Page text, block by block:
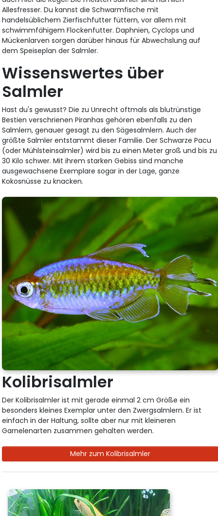
Allesfresser. Du kannst die Schwarmfische mit
handelsüblichem Zierfischfutter füttern, vor allem mit
schwimmfähigem Flockenfutter. Daphnien, Cyclops und
Mückenlarven sorgen darüber hinaus für Abwechslung auf
dem Speiseplan der Salmler.
Wissenswertes über
Salmler
Hast du's gewusst? Die zu Unrecht oftmals als blutrünstige
Bestien verschrienen Piranhas gehören ebenfalls zu den
Salmlern, genauer gesagt zu den Sägesalmlern. Auch der
größte Salmler entstammt dieser Familie. Der Schwarze Pacu
(oder Mühlsteinsalmler) wird bis zu einen Meter groß und bis zu
30 Kilo schwer. Mit ihrem starken Gebiss sind manche
ausgewachsene Exemplare sogar in der Lage, ganze
Kokosnüsse zu knacken.
Kolibrisalmler
Der Kolibrisalmler ist mit gerade einmal 2 cm Größe ein
besonders kleines Exemplar unter den Zwergsalmlern. Er ist
einfach in der Haltung, sollte aber nur mit kleineren
Garnelenarten zusammen gehalten werden.
Mehr zum Kolibrisalmler